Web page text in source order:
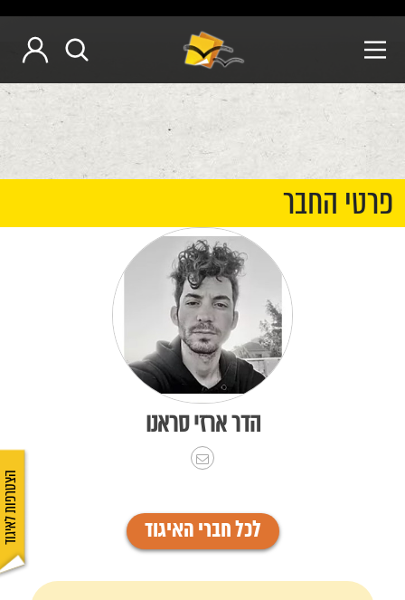
הצטרפות לאיגוד
פרטי החבר
הדר ארזי סראנו
לכל חברי האיגוד